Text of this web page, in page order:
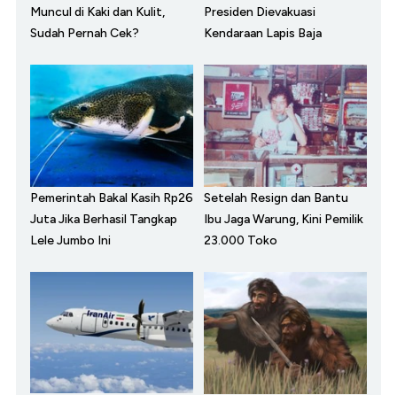
Muncul di Kaki dan Kulit,
Sudah Pernah Cek?
Presiden Dievakuasi
Kendaraan Lapis Baja
Pemerintah Bakal Kasih Rp26
Juta Jika Berhasil Tangkap
Lele Jumbo Ini
Setelah Resign dan Bantu
Ibu Jaga Warung, Kini Pemilik
23.000 Toko